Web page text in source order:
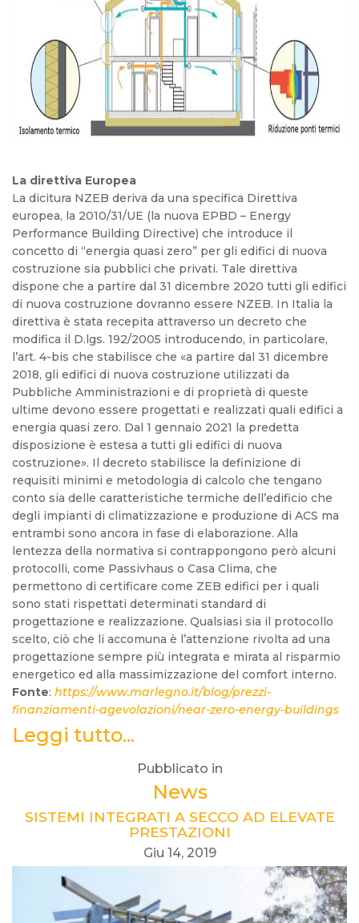
La direttiva Europea
La dicitura NZEB deriva da una specifica Direttiva
europea, la 2010/31/UE (la nuova EPBD – Energy
Performance Building Directive) che introduce il
concetto di “energia quasi zero” per gli edifici di nuova
costruzione sia pubblici che privati. Tale direttiva
dispone che a partire dal 31 dicembre 2020 tutti gli edifici
di nuova costruzione dovranno essere NZEB. In Italia la
direttiva è stata recepita attraverso un decreto che
modifica il D.lgs. 192/2005 introducendo, in particolare,
l’art. 4-bis che stabilisce che «a partire dal 31 dicembre
2018, gli edifici di nuova costruzione utilizzati da
Pubbliche Amministrazioni e di proprietà di queste
ultime devono essere progettati e realizzati quali edifici a
energia quasi zero. Dal 1 gennaio 2021 la predetta
disposizione è estesa a tutti gli edifici di nuova
costruzione». Il decreto stabilisce la definizione di
requisiti minimi e metodologia di calcolo che tengano
conto sia delle caratteristiche termiche dell’edificio che
degli impianti di climatizzazione e produzione di ACS ma
entrambi sono ancora in fase di elaborazione. Alla
lentezza della normativa si contrappongono però alcuni
protocolli, come Passivhaus o Casa Clima, che
permettono di certificare come ZEB edifici per i quali
sono stati rispettati determinati standard di
progettazione e realizzazione. Qualsiasi sia il protocollo
scelto, ciò che li accomuna è l’attenzione rivolta ad una
progettazione sempre più integrata e mirata al risparmio
energetico ed alla massimizzazione del comfort interno.
Fonte: https://www.marlegno.it/blog/prezzi-
finanziamenti-agevolazioni/near-zero-energy-buildings
Leggi tutto...
Pubblicato in
News
SISTEMI INTEGRATI A SECCO AD ELEVATE
PRESTAZIONI
Giu 14, 2019